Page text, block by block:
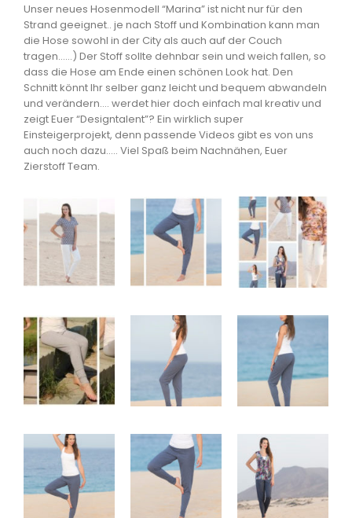
Unser neues Hosenmodell “Marina” ist nicht nur für den
Strand geeignet.. je nach Stoff und Kombination kann man
die Hose sowohl in der City als auch auf der Couch
tragen……) Der Stoff sollte dehnbar sein und weich fallen, so
dass die Hose am Ende einen schönen Look hat. Den
Schnitt könnt Ihr selber ganz leicht und bequem abwandeln
und verändern…. werdet hier doch einfach mal kreativ und
zeigt Euer “Designtalent”? Ein wirklich super
Einsteigerprojekt, denn passende Videos gibt es von uns
auch noch dazu….. Viel Spaß beim Nachnähen, Euer
Zierstoff Team.